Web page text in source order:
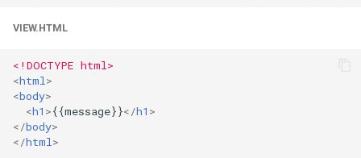
cookie-limit
coolkit
dav-ext
delay
API Lua
template.root
template.location
table template.new(view,
VIEW.HTML
<!DOCTYPE html>
<html >
<body>
<h1 >{{message}}</h1 >
</body>
</html >